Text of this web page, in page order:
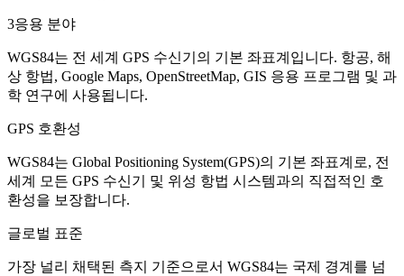
3응용 분야
WGS84는 전 세계 GPS 수신기의 기본 좌표계입니다. 항공, 해
상 항법, Google Maps, OpenStreetMap, GIS 응용 프로그램 및 과
학 연구에 사용됩니다.
GPS 호환성
WGS84는 Global Positioning System(GPS)의 기본 좌표계로, 전
세계 모든 GPS 수신기 및 위성 항법 시스템과의 직접적인 호
환성을 보장합니다.
글로벌 표준
가장 널리 채택된 측지 기준으로서 WGS84는 국제 경계를 넘